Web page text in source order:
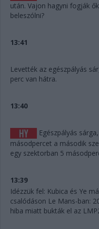
után. Vajon hagyni fogják
beleszólni?
13:41
Levették az egészpályás
perc van hátra.
13:40
Egészpályás
másodpercet a második
egy szektorban 5
13:39
Idézzük fel: Kubica és Ye
csalódáson Le Mans-ban:
hiba miatt bukták el az